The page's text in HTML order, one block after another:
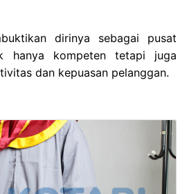
dirinya sebagai pusat
hanya kompeten tetapi juga
dan kepuasan pelanggan.